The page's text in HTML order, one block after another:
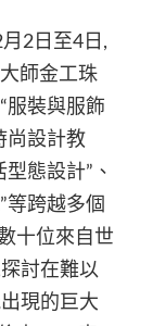
2日至4日,
師金工珠
服裝與服飾
尚設計教
態設計”、
等跨越多個
十位來自世
討在難以
現的巨大